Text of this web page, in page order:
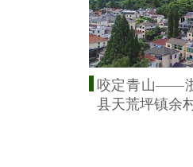
咬定青山——
县天荒坪镇余